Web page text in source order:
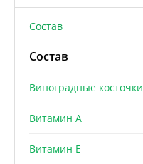
Состав
Состав
Виноградные косточки
Витамин A
Витамин E